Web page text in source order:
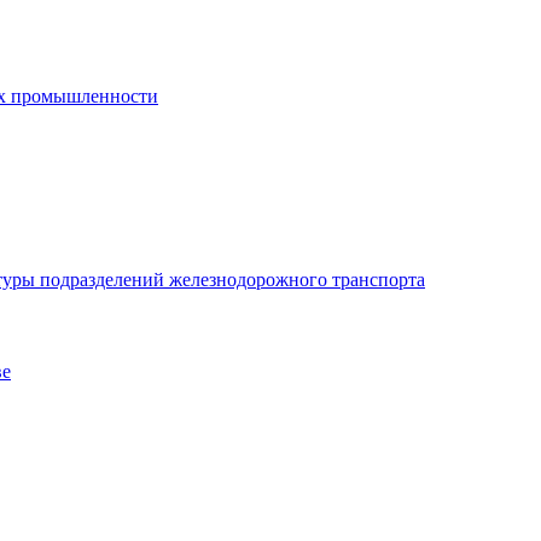
промышленности
подразделений железнодорожного транспорта